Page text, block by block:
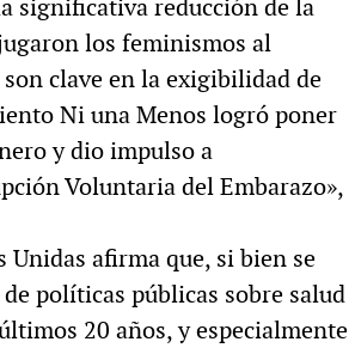
significativa reducción de la
los feminismos al
clave en la exigibilidad de
Ni una Menos logró poner
y dio impulso a
Voluntaria del Embarazo»,
Unidas afirma que, si bien se
políticas públicas sobre salud
20 años, y especialmente